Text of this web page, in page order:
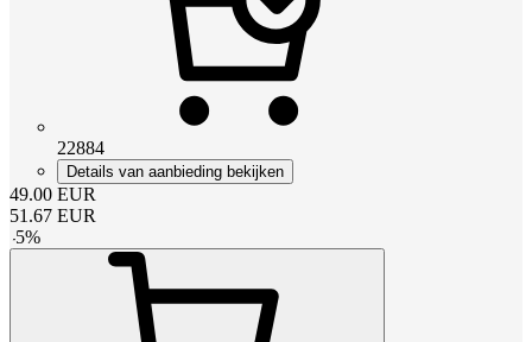
22884
Details van aanbieding bekijken
49.00 EUR
51.67 EUR
-5%